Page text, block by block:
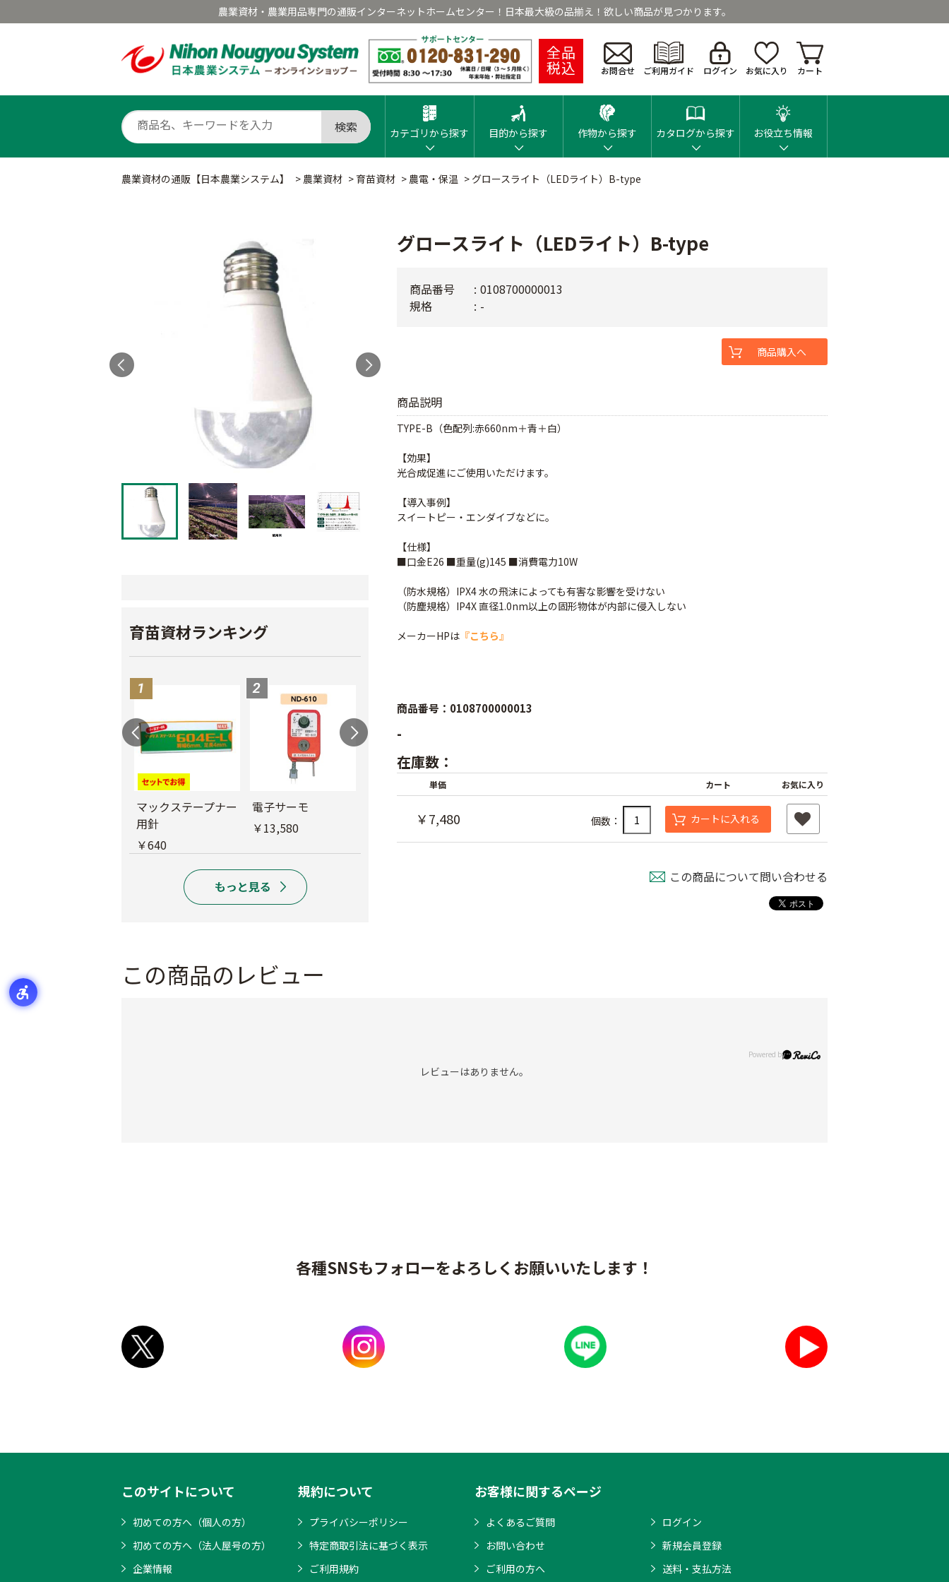
農業資材・農業用品専門の通販インターネットホームセンター！日本最大級の品揃え！欲しい商品が見つかります。
全品
税込 お問合せ ご利用ガイド ログイン お気に入り カート
検索 カテゴリから探す 目的から探す 作物から探す カタログから探す お役立ち情報
農業資材の通販【日本農業システム】 > 農業資材 > 育苗資材 > 農電・保温 > グロースライト（LEDライト）B-type
育苗資材ランキング
マックステープナー
用針
￥640
電子サーモ
￥13,580
￥1,340
ランナーピン
￥3,480
バインダー紐 ジュ
ート
￥1,980
グロースライト（LEDライト）B-type
商品説明
TYPE-B（色配列:赤660nm＋青＋白）
【効果】
光合成促進にご使用いただけます。
【導入事例】
スイートピー・エンダイブなどに。
【仕様】
■口金E26 ■重量(g)145 ■消費電力10W
（防水規格）IPX4 水の飛沫によっても有害な影響を受けない
（防塵規格）IP4X 直径1.0nm以上の固形物体が内部に侵入しない
メーカーHPは 『こちら』
商品番号
0108700000013
規格
-
商品購入へ
商品番号：0108700000013
-
在庫数：
単価 カート お気に入り
￥7,480 個数： カートに入れる
この商品について問い合わせる
この商品のレビュー
レビューはありません。
各種SNSもフォローをよろしくお願いいたします！
このサイトについて
初めての方へ（個人の方）
初めての方へ（法人屋号の方）
企業情報
規約について
プライバシーポリシー
特定商取引法に基づく表示
ご利用規約
お客様に関するページ
よくあるご質問
お問い合わせ
ご利用の方へ
ログイン
新規会員登録
送料・支払方法